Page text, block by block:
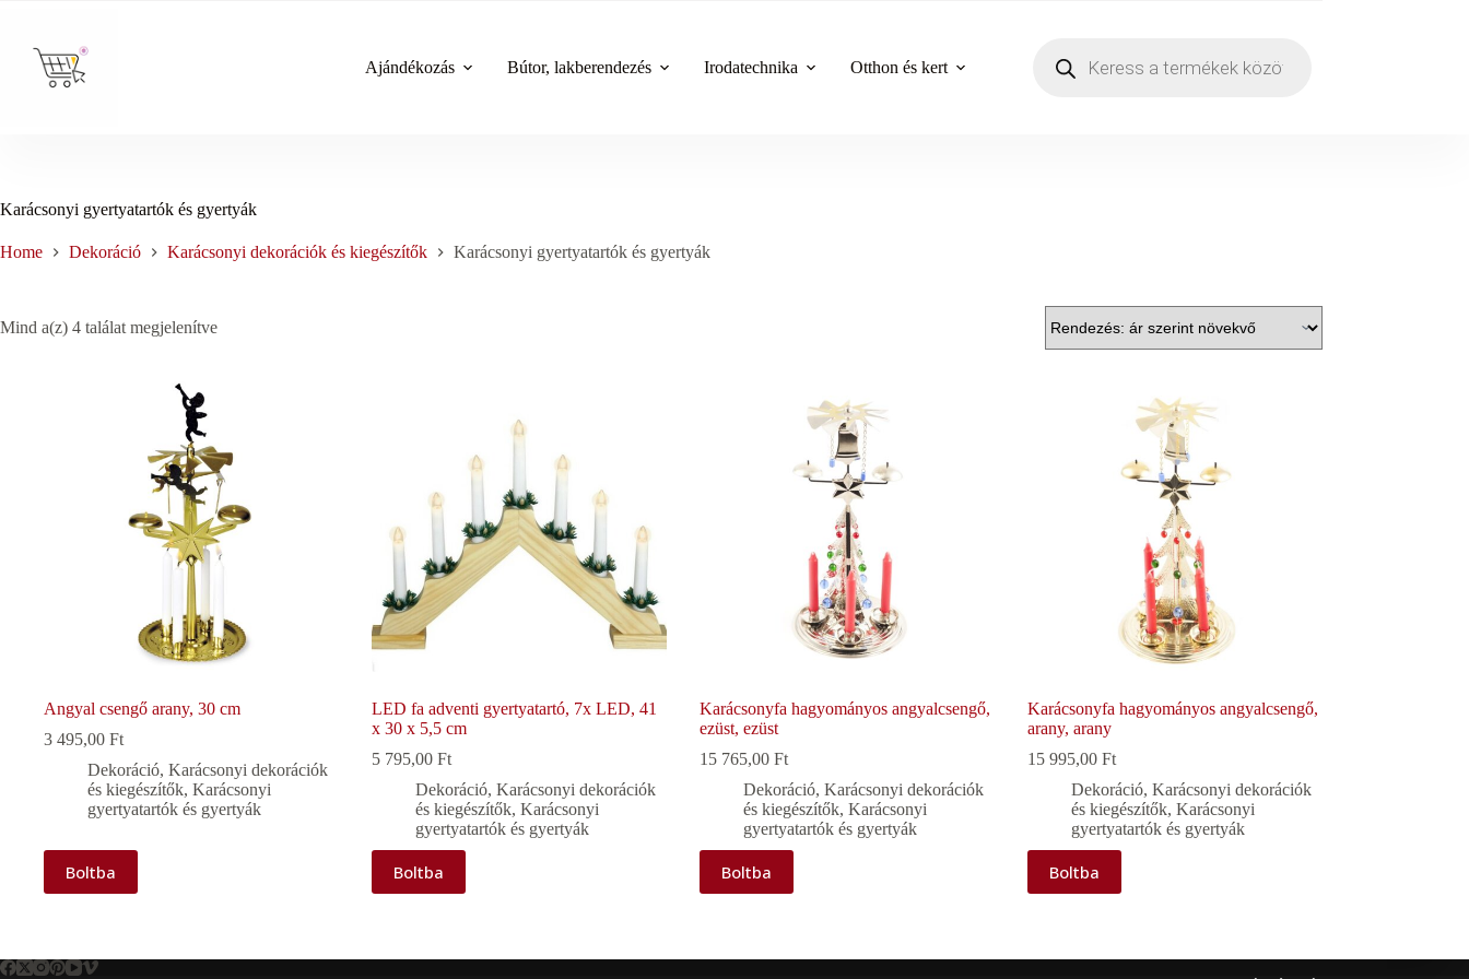
content
Ajándékozás
Bútor, lakberendezés Irodatechnika Otthon és kert
search
Karácsonyi gyertyatartók és gyertyák
Home Dekoráció Karácsonyi dekorációk és kiegészítők Karácsonyi gyertyatartók és gyertyák
Mind a(z) 4 találat megjelenítveSorted
Angyal csengő arany, 30 cm
3 495,00 Ft
Dekoráció, Karácsonyi dekorációk
és kiegészítők, Karácsonyi
gyertyatartók és gyertyák
Boltba
LED fa adventi gyertyatartó, 7x LED, 41
x 30 x 5,5 cm
5 795,00 Ft
Dekoráció, Karácsonyi dekorációk
és kiegészítők, Karácsonyi
gyertyatartók és gyertyák
Boltba
Karácsonyfa hagyományos angyalcsengő,
ezüst, ezüst
15 765,00 Ft
Dekoráció, Karácsonyi dekorációk
és kiegészítők, Karácsonyi
gyertyatartók és gyertyák
Boltba
Karácsonyfa hagyományos angyalcsengő,
arany, arany
15 995,00 Ft
Dekoráció, Karácsonyi dekorációk
és kiegészítők, Karácsonyi
gyertyatartók és gyertyák
Boltba